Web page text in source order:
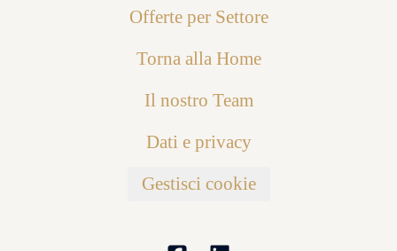
Offerte per Settore
Torna alla Home
Il nostro Team
Dati e privacy
Gestisci cookie